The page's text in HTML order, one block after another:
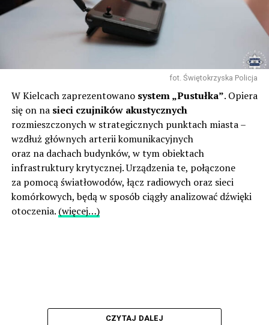
fot. Świętokrzyska Policja
W Kielcach zaprezentowano system „Pustułka”. Opiera
się on na sieci czujników akustycznych
rozmieszczonych w strategicznych punktach miasta –
wzdłuż głównych arterii komunikacyjnych
oraz na dachach budynków, w tym obiektach
infrastruktury krytycznej. Urządzenia te, połączone
za pomocą światłowodów, łącz radiowych oraz sieci
komórkowych, będą w sposób ciągły analizować dźwięki
otoczenia. (więcej…)
CZYTAJ DALEJ